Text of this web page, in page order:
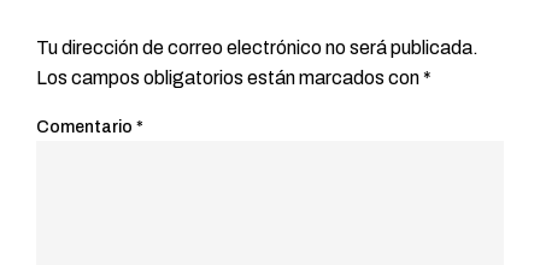
Tu dirección de correo electrónico no será publicada.
Los campos obligatorios están marcados con*
Comentario *